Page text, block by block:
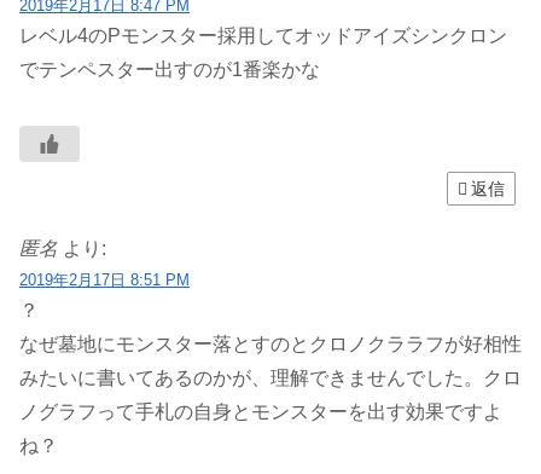
2019年2月17日 8:47 PM
レベル4のPモンスター採用してオッドアイズシンクロン
でテンペスター出すのが1番楽かな
返信
匿名 より:
2019年2月17日 8:51 PM
？
なぜ墓地にモンスター落とすのとクロノクララフが好相性
みたいに書いてあるのかが、理解できませんでした。クロ
ノグラフって手札の自身とモンスターを出す効果ですよ
ね？